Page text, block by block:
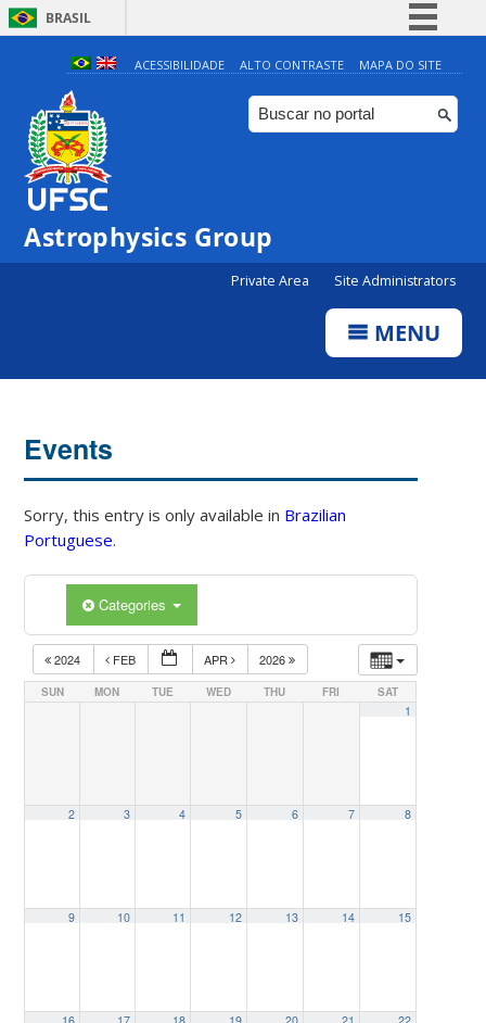
BRASIL
Simplifique!
Comunica BR
Participe
ACESSIBILIDADE ALTO CONTRASTE MAPA DO SITE
Astrophysics Group
Private Area Site Administrators
MENU
Events
Sorry, this entry is only available in Brazilian
Portuguese.
Categories
2024 FEB APR 2026
SUN MON TUE WED THU FRI SAT
1
2 3 4 5 6 7 8
9 10 11 12 13 14 15